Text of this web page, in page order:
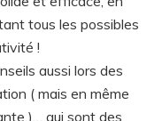
que de besoin et
ma pratique…